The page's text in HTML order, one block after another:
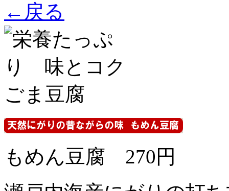
←戻る
もめん豆腐 270円